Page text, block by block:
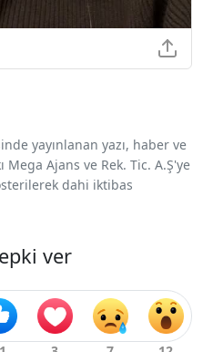
yayınlanan yazı, haber ve
Ajans ve Rek. Tic. A.Ş'ye
dahi iktibas
ver